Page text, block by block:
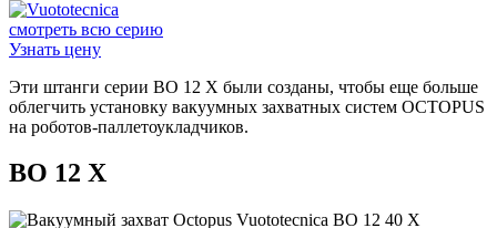
смотреть всю серию
Узнать цену
Эти штанги серии BO 12 X были созданы, чтобы еще больше
облегчить установку вакуумных захватных систем OCTOPUS
на роботов-паллетоукладчиков.
BO 12 X